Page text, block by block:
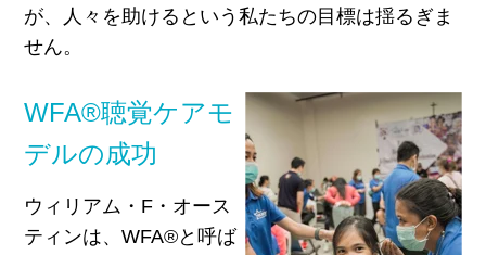
が、人々を助けるという私たちの目標は揺るぎま
せん。
WFA®聴覚ケアモ
デルの成功
ウィリアム・F・オース
ティンは、WFA®と呼ば